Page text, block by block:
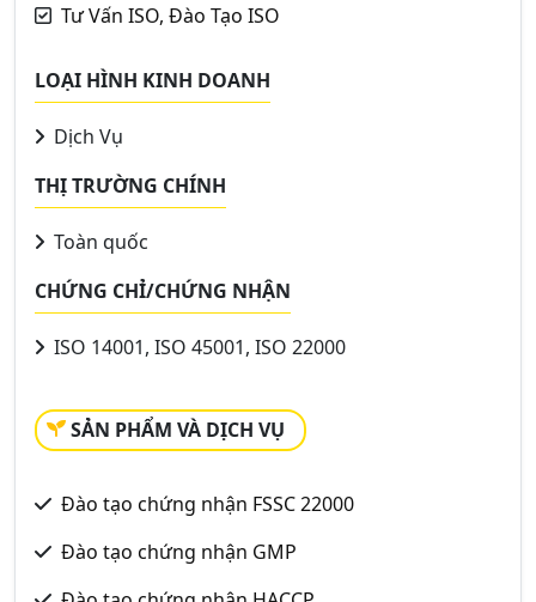
Tư Vấn ISO, Đào Tạo ISO
LOẠI HÌNH KINH DOANH
Dịch Vụ
THỊ TRƯỜNG CHÍNH
Toàn quốc
CHỨNG CHỈ/CHỨNG NHẬN
ISO 14001, ISO 45001, ISO 22000
SẢN PHẨM VÀ DỊCH VỤ
Đào tạo chứng nhận FSSC 22000
Đào tạo chứng nhận GMP